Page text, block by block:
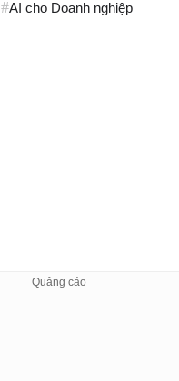
#AI cho Doanh nghiệp